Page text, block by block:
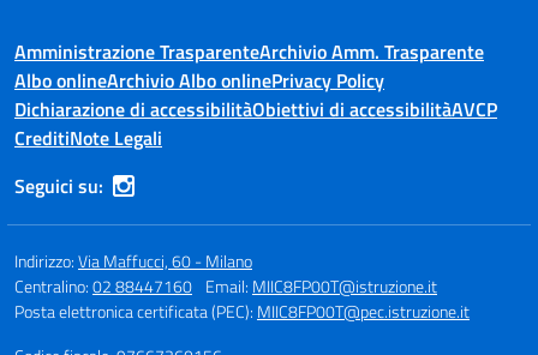
Amministrazione TrasparenteArchivio Amm. Trasparente
Albo onlineArchivio Albo onlinePrivacy Policy
Dichiarazione di accessibilitàObiettivi di accessibilitàAVCP
CreditiNote Legali
Seguici su:
Indirizzo:Via Maffucci, 60 - Milano
Centralino:02 88447160 Email: MIIC8FP00T@istruzione.it
Posta elettronica certificata (PEC): MIIC8FP00T@pec.istruzione.it